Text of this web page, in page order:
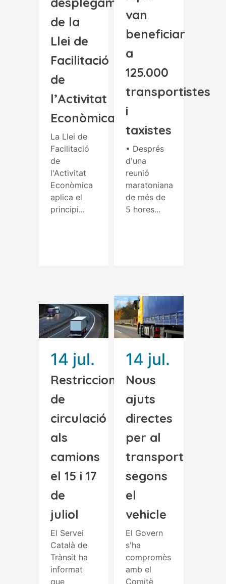
de la
Llei de
Facilitació
de
l’Activitat
Econòmica
La Llei de
Facilitació
de
l'Activitat
Econòmica
aplica el
principi...
van
beneficiar
a
125.000
transportistes
i
taxistes
• Després
d'una
reunió
maratoniana
de més de
5 hores...
14 jul.
Restriccions
de
circulació
als
camions
el 15 i 17
de
juliol
El Servei
Català de
Trànsit ha
informat
que
14 jul.
Nous
ajuts
directes
per al
transport
segons
el
vehicle
El Govern
s'ha
compromès
amb el
Comitè